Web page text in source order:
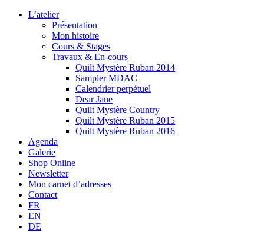
L’atelier
Présentation
Mon histoire
Cours & Stages
Travaux & En-cours
Quilt Mystère Ruban 2014
Sampler MDAC
Calendrier perpétuel
Dear Jane
Quilt Mystère Country
Quilt Mystère Ruban 2015
Quilt Mystère Ruban 2016
Agenda
Galerie
Shop Online
Newsletter
Mon carnet d’adresses
Contact
FR
EN
DE